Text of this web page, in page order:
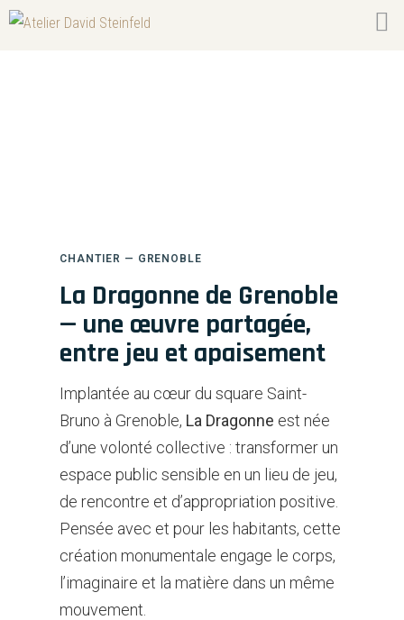
CHANTIER — GRENOBLE
La Dragonne de Grenoble
— une œuvre partagée,
entre jeu et apaisement
Implantée au cœur du square Saint-
Bruno à Grenoble, La Dragonne est née
d’une volonté collective : transformer un
espace public sensible en un lieu de jeu,
de rencontre et d’appropriation positive.
Pensée avec et pour les habitants, cette
création monumentale engage le corps,
l’imaginaire et la matière dans un même
mouvement.